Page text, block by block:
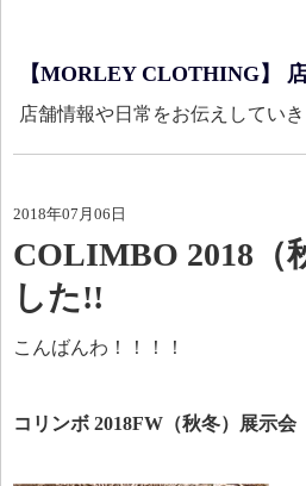
【MORLEY CLOTHING】
店舗情報や日常をお伝えしていき
2018年07月06日
COLIMBO 2018
した!!
こんばんわ！！！！
コリンボ 2018FW（秋冬）展示